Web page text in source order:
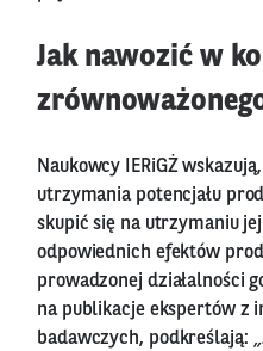
Jak nawozić w
Naukowcy IERiGŻ
utrzymania potencjału
skupić się na utrzymaniu
odpowiednich efektów
prowadzonej działalności
na publikacje ekspertów z
badawczych, podkreślają: